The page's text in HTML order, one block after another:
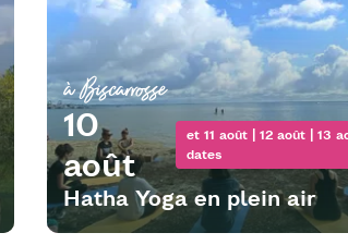
à Biscarrosse
10
août
et 11 août | 12 août | 13
dates
Hatha Yoga en plein air